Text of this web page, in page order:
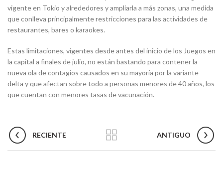
vigente en Tokio y alrededores y ampliarla a más zonas, una medida
que conlleva principalmente restricciones para las actividades de
restaurantes, bares o karaokes.
Estas limitaciones, vigentes desde antes del inicio de los Juegos en
la capital a finales de julio, no están bastando para contener la
nueva ola de contagios causados en su mayoría por la variante
delta y que afectan sobre todo a personas menores de 40 años, los
que cuentan con menores tasas de vacunación.
RECIENTE ANTIGUO